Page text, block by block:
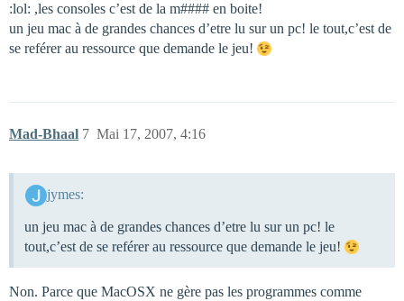
:lol: ,les consoles c’est de la m#### en boite!
un jeu mac à de grandes chances d’etre lu sur un pc! le tout,c’est de
se reférer au ressource que demande le jeu!
Mad-Bhaal Mai 17, 2007, 4:16
7
jymes:
un jeu mac à de grandes chances d’etre lu sur un pc! le
tout,c’est de se reférer au ressource que demande le jeu!
Non. Parce que MacOSX ne gère pas les programmes comme